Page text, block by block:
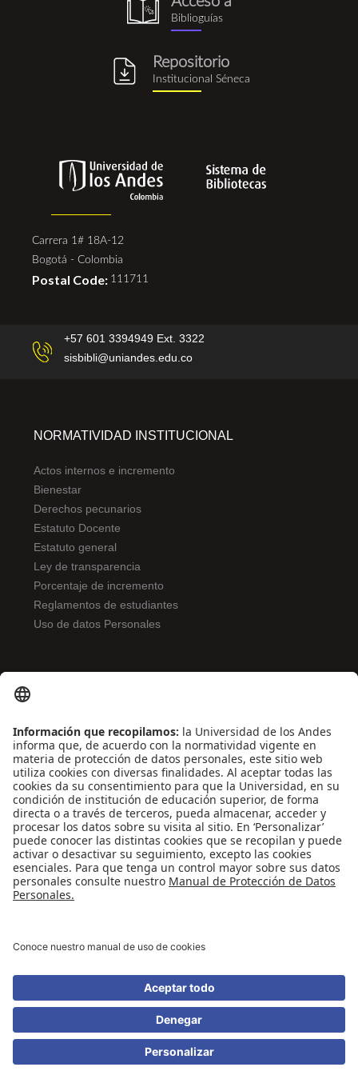
biblioguia.png
Biblioguías
Repositorio
Institucional Séneca
Carrera 1# 18A-12
Bogotá - Colombia
Postal Code: 111711
+57 601 3394949 Ext. 3322
sisbibli@uniandes.edu.co
NORMATIVIDAD INSTITUCIONAL
Actos internos e incremento
Bienestar
Derechos pecunarios
Estatuto Docente
Estatuto general
Ley de transparencia
Porcentaje de incremento
Reglamentos de estudiantes
Uso de datos Personales
Contáctenos
Biblioguías
Preguntas frecuentes
Capacitación
Directrices
Entretenimiento
Compra de libros y material audiovisual
Reconocimiento como Universidad: Decreto 1297 del 30 de mayo de 1964.
Reconocimiento personería jurídica: Resolución 28 del 23 de febrero de 1949